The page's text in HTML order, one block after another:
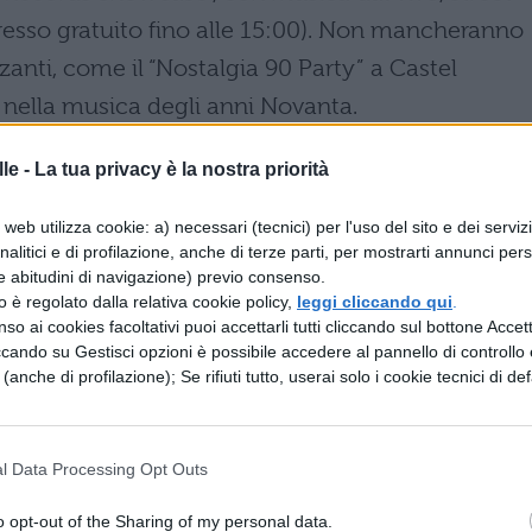
- La tua privacy è la nostra priorità
utilizza cookie: a) necessari (tecnici) per l'uso del sito e dei
e di profilazione, anche di terze parti, per mostrarti annunci
abitudini di navigazione) previo consenso.
è regolato dalla relativa cookie policy, leggi cliccando qui
ai cookies facoltativi puoi accettarli tutti cliccando sul bottone
su Gestisci opzioni è possibile accedere al pannello di controllo
di profilazione); Se rifiuti tutto, userai solo i cookie tecnici di
Data Processing Opt Outs
opt-out of the Sharing of my personal data.
gratuito fino alle 15:00). Non mancheranno
come il “Nostalgia 90 Party” a Castel
musica degli anni Novanta.
all’aria apertapotrà scegliere tra diverse
con un percorso di circa 10 km che parte da
spettacolari sul Vesuvio e sul Golfo di
media, dura circa cinque ore e mezza.
Zungoli, in provincia di Avellino, per scoprire
e degustare eccellenze gastronomiche come